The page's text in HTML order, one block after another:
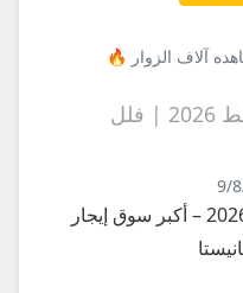
آلاف الزوار 🔥
فلل وبيوت للإيجار في مسقط 2026 | فلل
فلل وبيوت للإيجار في مسقط 2026 – أكبر سوق إيجار